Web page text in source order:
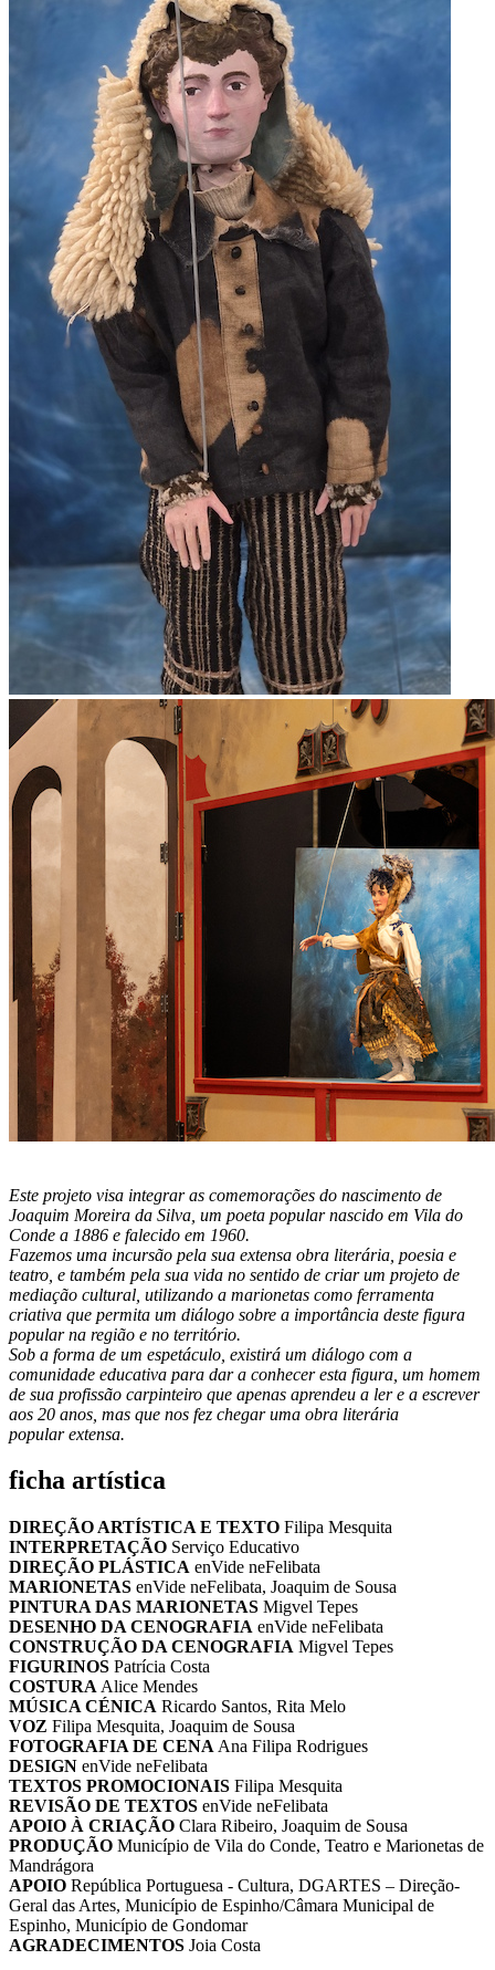
Este projeto visa integrar as comemorações do nascimento de
Joaquim Moreira da Silva, um poeta popular nascido em Vila do
Conde a 1886 e falecido em 1960.
Fazemos uma incursão pela sua extensa obra literária, poesia e
teatro, e também pela sua vida no sentido de criar um projeto de
mediação cultural, utilizando a marionetas como ferramenta
criativa que permita um diálogo sobre a importância deste figura
popular na região e no território.
Sob a forma de um espetáculo, existirá um diálogo com a
comunidade educativa para dar a conhecer esta figura, um homem
de sua profissão carpinteiro que apenas aprendeu a ler e a escrever
aos 20 anos, mas que nos fez chegar uma obra literária
popular extensa.
ficha artística
DIREÇÃO ARTÍSTICA E TEXTO Filipa Mesquita
INTERPRETAÇÃO Serviço Educativo
DIREÇÃO PLÁSTICA enVide neFelibata
MARIONETAS enVide neFelibata, Joaquim de Sousa
PINTURA DAS MARIONETAS Migvel Tepes
DESENHO DA CENOGRAFIA enVide neFelibata
CONSTRUÇÃO DA CENOGRAFIA Migvel Tepes
FIGURINOS Patrícia Costa
COSTURA Alice Mendes
MÚSICA CÉNICA Ricardo Santos, Rita Melo
VOZ Filipa Mesquita, Joaquim de Sousa
FOTOGRAFIA DE CENA Ana Filipa Rodrigues
DESIGN enVide neFelibata
TEXTOS PROMOCIONAIS Filipa Mesquita
REVISÃO DE TEXTOS enVide neFelibata
APOIO À CRIAÇÃO Clara Ribeiro, Joaquim de Sousa
PRODUÇÃO Município de Vila do Conde, Teatro e Marionetas de
Mandrágora
APOIO República Portuguesa - Cultura, DGARTES – Direção-
Geral das Artes, Município de Espinho/Câmara Municipal de
Espinho, Município de Gondomar
AGRADECIMENTOS Joia Costa